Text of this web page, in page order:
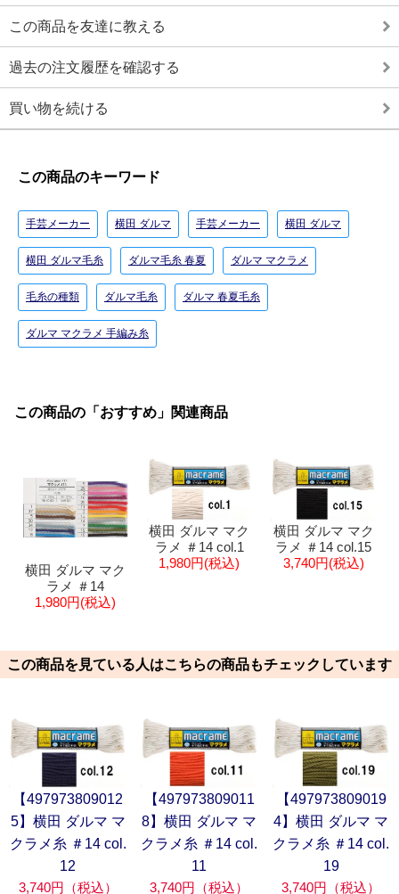
この商品を友達に教える
過去の注文履歴を確認する
買い物を続ける
この商品のキーワード
手芸メーカー 横田 ダルマ 手芸メーカー 横田 ダルマ
横田 ダルマ毛糸 ダルマ毛糸 春夏 ダルマ マクラメ
毛糸の種類 ダルマ毛糸 ダルマ 春夏毛糸
ダルマ マクラメ 手編み糸
この商品の「おすすめ」関連商品
横田 ダルマ マク
ラメ ＃14
1,980円(税込)
横田 ダルマ マク
ラメ ＃14 col.1
1,980円(税込)
横田 ダルマ マク
ラメ ＃14 col.15
3,740円(税込)
この商品を見ている人はこちらの商品もチェックしています
【497973809012
5】横田 ダルマ マ
クラメ糸 ＃14 col.
12
3,740円（税込）
【497973809011
8】横田 ダルマ マ
クラメ糸 ＃14 col.
11
3,740円（税込）
【497973809019
4】横田 ダルマ マ
クラメ糸 ＃14 col.
19
3,740円（税込）